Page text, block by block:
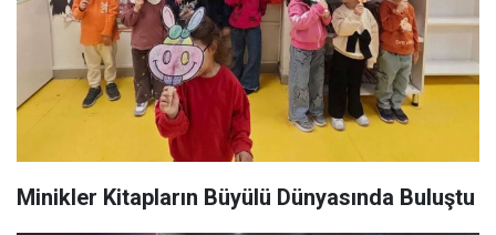
Minikler Kitapların Büyülü Dünyasında Buluştu